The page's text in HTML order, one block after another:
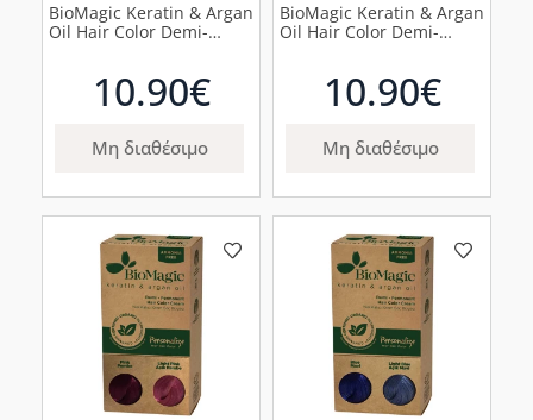
BioMagic Keratin & Argan
Oil Hair Color Demi-
10.90€
Μη διαθέσιμο
BioMagic Keratin & Argan
Oil Hair Color Demi-
10.90€
Μη διαθέσιμο